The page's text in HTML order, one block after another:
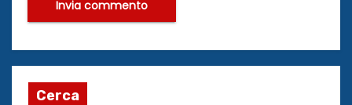
Cerca